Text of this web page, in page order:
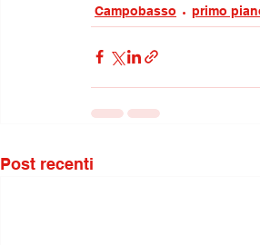
Campobasso primo
Post recenti